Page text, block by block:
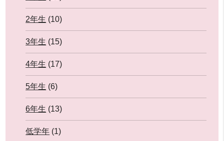
2年生 (10)
3年生 (15)
4年生 (17)
5年生 (6)
6年生 (13)
低学年 (1)